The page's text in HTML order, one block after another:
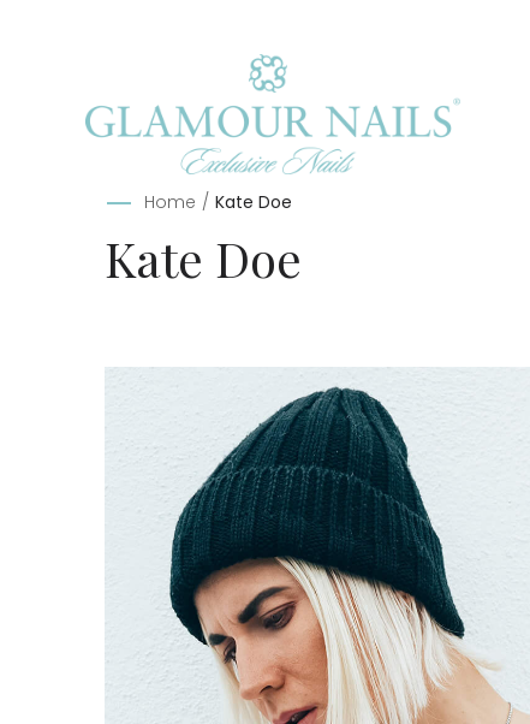
Home / Kate Doe
Kate Doe